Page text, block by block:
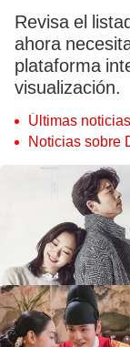
Revisa el
ahora
plataforma
visualización.
Últimas
Noticias sobre